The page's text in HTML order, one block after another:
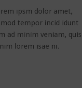
ipsm dolor amet,
tempor incid idunt
ad minim veniam, quis
lorem isae ni.​